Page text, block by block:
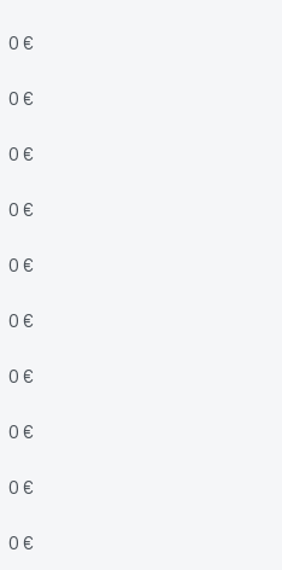
0 €
0 €
0 €
0 €
0 €
0 €
0 €
0 €
0 €
0 €